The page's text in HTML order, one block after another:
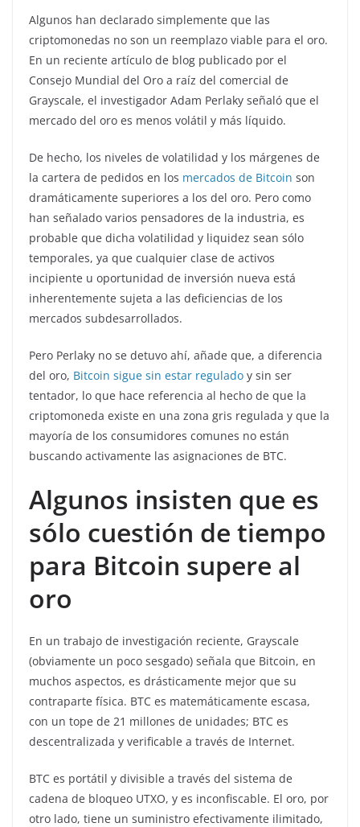
Algunos han declarado simplemente que las
criptomonedas no son un reemplazo viable para el oro.
En un reciente artículo de blog publicado por el
Consejo Mundial del Oro a raíz del comercial de
Grayscale, el investigador Adam Perlaky señaló que el
mercado del oro es menos volátil y más líquido.
De hecho, los niveles de volatilidad y los márgenes de
la cartera de pedidos en los mercados de Bitcoin son
dramáticamente superiores a los del oro. Pero como
han señalado varios pensadores de la industria, es
probable que dicha volatilidad y liquidez sean sólo
temporales, ya que cualquier clase de activos
incipiente u oportunidad de inversión nueva está
inherentemente sujeta a las deficiencias de los
mercados subdesarrollados.
Pero Perlaky no se detuvo ahí, añade que, a diferencia
del oro, Bitcoin sigue sin estar regulado y sin ser
tentador, lo que hace referencia al hecho de que la
criptomoneda existe en una zona gris regulada y que la
mayoría de los consumidores comunes no están
buscando activamente las asignaciones de BTC.
Algunos insisten que es
sólo cuestión de tiempo
para Bitcoin supere al
oro
En un trabajo de investigación reciente, Grayscale
(obviamente un poco sesgado) señala que Bitcoin, en
muchos aspectos, es drásticamente mejor que su
contraparte física. BTC es matemáticamente escasa,
con un tope de 21 millones de unidades; BTC es
descentralizada y verificable a través de Internet.
BTC es portátil y divisible a través del sistema de
cadena de bloqueo UTXO, y es inconfiscable. El oro, por
otro lado, tiene un suministro efectivamente ilimitado,